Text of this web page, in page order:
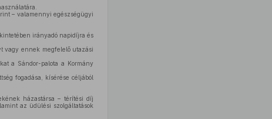
– valamennyi egészségügyi
irányadó napidíjra és
vagy ennek megfelelő utazási
a Sándor-palota a Kormány
fogadása, kísérése céljából
házastársa – térítési díj
az üdülési szolgáltatások